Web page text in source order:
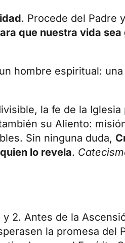
. Procede del Padre
que nuestra vida
hombre espiritual:
la fe de la
su Aliento:
Sin ninguna duda,
lo revela.
2. Antes de la
la promesa del